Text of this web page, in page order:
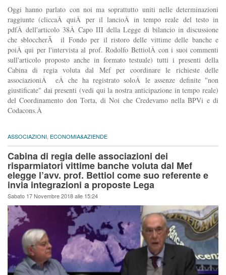
Oggi hanno parlato con noi ma soprattutto uniti nelle determinazioni
raggiunte (cliccaÂ quiÂ per il lancioÂ in tempo reale del testo in
pdfÂ dell'articolo 38Â Capo III della Legge di bilancio in discussione
che sbloccherÃ il Fondo per il ristoro delle vittime delle banche e
poiÂ qui per l'intervista al prof. Rodolfo BettiolÂ con i suoi commenti
sull'articolo proposto anche in formato testuale) tutti i presenti della
Cabina di regia voluta dal Mef per coordinare le richieste delle
associazioniÂ eÂ che ha registrato soloÂ le assenze definite "non
giustificate" dai presenti (vedi qui la nostra anticipazione in tempo reale)
del Coordinamento don Torta, di Noi che Credevamo nella BPVi e di
Codacons.Â
ASSOCIAZIONI, ECONOMIA&AZIENDE
Cabina di regia delle associazioni dei
risparmiatori vittime banche voluta dal Mef
elegge l’avv. prof. Bettiol come suo referente e
invia integrazioni a proposte Lega
Sabato 17 Novembre 2018 alle 15:24